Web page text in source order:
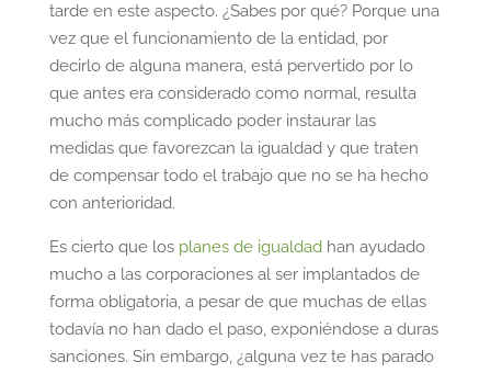
tarde en este aspecto. ¿Sabes por qué? Porque una
vez que el funcionamiento de la entidad, por
decirlo de alguna manera, está pervertido por lo
que antes era considerado como normal, resulta
mucho más complicado poder instaurar las
medidas que favorezcan la igualdad y que traten
de compensar todo el trabajo que no se ha hecho
con anterioridad.
Es cierto que los planes de igualdadhan ayudado
mucho a las corporaciones al ser implantados de
forma obligatoria, a pesar de que muchas de ellas
todavía no han dado el paso, exponiéndose a duras
sanciones. Sin embargo, ¿alguna vez te has parado